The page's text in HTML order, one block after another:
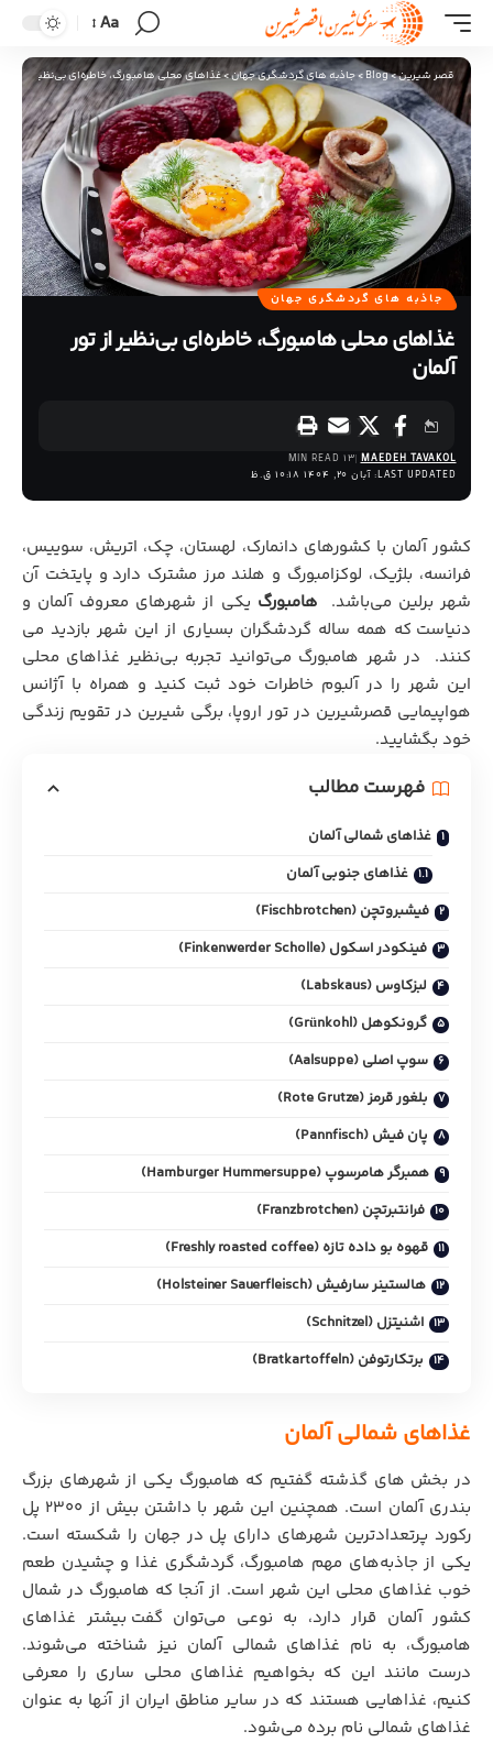
Aa
قصر شیرین>
Blog
>جاذبه های گردشگری جهان>غذاهای محلی هامبورگ، خاطره‌ای بی‌نظیر از تور
جاذبه های گردشگری جهان
غذاهای محلی هامبورگ، خاطره‌ای بی‌نظیر از تور
آلمان
LAST UPDATED: آبان 20, 1404 10:18 ق.ظ
MAEDEH TAVAKOL
13 MIN READ
کشور آلمان با کشورهای دانمارک، لهستان، چک، اتریش، سوییس،
فرانسه، بلژیک، لوکزامبورگ و هلند مرز مشترک دارد و پایتخت آن
شهر برلین می‌باشد. هامبورگ یکی از شهرهای معروف آلمان و
دنیاست که همه ساله گردشگران بسیاری از این شهر بازدید می
کنند. در شهر هامبورگ می‌توانید تجربه بی‌نظیر غذاهای محلی
این شهر را در آلبوم خاطرات خود ثبت کنید و همراه باآژانس
هواپیمایی قصرشیرین در تور اروپا، برگی شیرین در تقویم زندگی
خود بگشایید.
فهرست مطالب
غذاهای شمالی آلمان
غذاهای جنوبی آلمان
فیشبروتچن (Fischbrotchen)
فینکودر اسکول (Finkenwerder Scholle)
لبزکاوس (Labskaus)
گرونکوهل (Grünkohl)
سوپ اصلی (Aalsuppe)
بلغور قرمز (Rote Grutze)
پان فیش (Pannfisch)
همبرگر هامرسوپ (Hamburger Hummersuppe)
فرانتبرتچن (Franzbrotchen)
قهوه بو داده تازه (Freshly roasted coffee)
هالستینر سارفیش (Holsteiner Sauerfleisch)
اشنیتزل (Schnitzel)
برتکارتوفن (Bratkartoffeln)
غذاهای شمالی آلمان
در بخش های گذشته گفتیم که هامبورگ یکی از شهرهای بزرگ
بندری آلمان است. همچنین این شهر با داشتن بیش از 2300 پل
رکورد پرتعدادترین شهرهای دارای پل در جهان را شکسته است.
یکی از جاذبه‌های مهم هامبورگ، گردشگری غذا و چشیدن طعم
خوب غذاهای محلی این شهر است. از آنجا که هامبورگ در شمال
کشور آلمان قرار دارد، به نوعی می‌توان گفت بیشتر غذاهای
هامبورگ، به نام غذاهای شمالی آلمان نیز شناخته می‌شوند.
درست مانند این که بخواهیم غذاهای محلی ساری را معرفی
کنیم، غذاهایی هستند که در سایر مناطق ایران از آنها به عنوان
غذاهای شمالی نام برده می‌شود.